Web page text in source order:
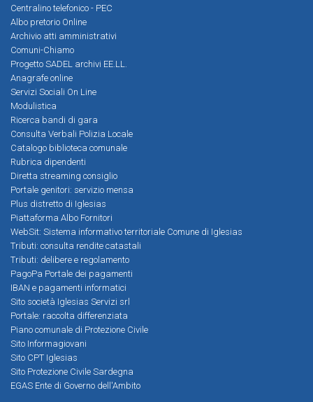
Centralino telefonico - PEC
Albo pretorio Online
Archivio atti amministrativi
Comuni-Chiamo
Progetto SADEL archivi EE.LL.
Anagrafe online
Servizi Sociali On Line
Modulistica
Ricerca bandi di gara
Consulta Verbali Polizia Locale
Catalogo biblioteca comunale
Rubrica dipendenti
Diretta streaming consiglio
Portale genitori: servizio mensa
Plus distretto di Iglesias
Piattaforma Albo Fornitori
WebSit: Sistema informativo territoriale Comune di Iglesias
Tributi: consulta rendite catastali
Tributi: delibere e regolamento
PagoPa Portale dei pagamenti
IBAN e pagamenti informatici
Sito società Iglesias Servizi srl
Portale: raccolta differenziata
Piano comunale di Protezione Civile
Sito Informagiovani
Sito CPT Iglesias
Sito Protezione Civile Sardegna
EGAS Ente di Governo dell'Ambito